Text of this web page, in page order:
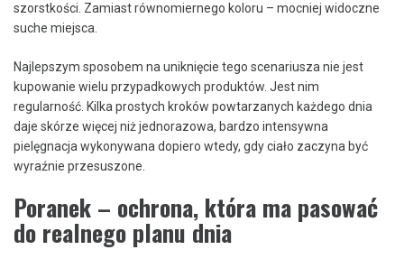
szorstkości. Zamiast równomiernego koloru – mocniej widoczne
suche miejsca.
Najlepszym sposobem na uniknięcie tego scenariusza nie jest
kupowanie wielu przypadkowych produktów. Jest nim
regularność. Kilka prostych kroków powtarzanych każdego dnia
daje skórze więcej niż jednorazowa, bardzo intensywna
pielęgnacja wykonywana dopiero wtedy, gdy ciało zaczyna być
wyraźnie przesuszone.
Poranek – ochrona, która ma pasować
do realnego planu dnia